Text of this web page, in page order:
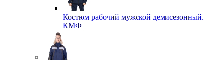
Костюм рабочий мужской демисезонный,
КМФ